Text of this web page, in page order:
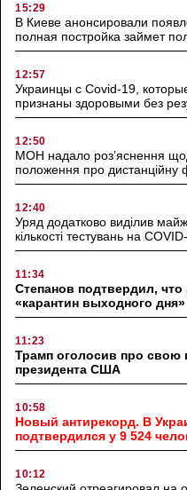
15:29
В Киеве анонсировали
полная постройка займет
12:57
Украинцы с Covid-19,
признаны здоровыми без
12:50
МОН надало роз’яснення
положення про дистанційну
12:40
Уряд додатково виділив
кількості тестувань на
11:34
Степанов подтвердил, что
«карантин выходного дня»
11:23
Трамп оголосив про свою
президента США
10:58
Новый антирекорд. В
подтвердился у 9 524
10:12